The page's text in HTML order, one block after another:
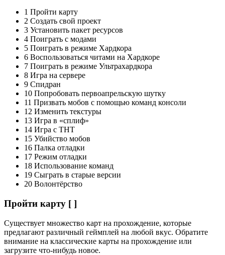
1 Пройти карту
2 Создать свой проект
3 Установить пакет ресурсов
4 Поиграть с модами
5 Поиграть в режиме Хардкора
6 Воспользоваться читами на Хардкоре
7 Поиграть в режиме Ультрахардкора
8 Игра на сервере
9 Спидран
10 Попробовать первоапрельскую шутку
11 Призвать мобов с помощью команд консоли
12 Изменить текстуры
13 Игра в «сплиф»
14 Игра с ТНТ
15 Убийство мобов
16 Палка отладки
17 Режим отладки
18 Использование команд
19 Сыграть в старые версии
20 Волонтёрство
Пройти карту [ ]
Существует множество карт на прохождение, которые
предлагают различный геймплей на любой вкус. Обратите
внимание на классические карты на прохождение или
загрузите что-нибудь новое.